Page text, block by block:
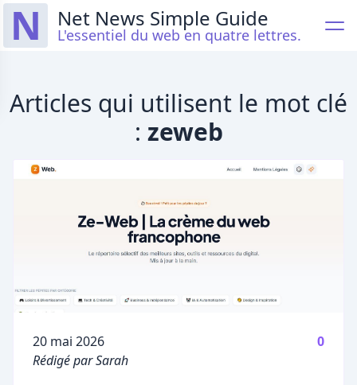
N Net News Simple Guide
L'essentiel du web en quatre lettres.
Articles qui utilisent le mot clé
: zeweb
Publié le
20 mai 2026
0
Rédigé par Sarah